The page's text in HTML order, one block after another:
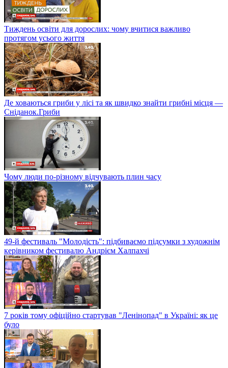
Тиждень освіти для дорослих: чому вчитися важливо
протягом усього життя
Де ховаються гриби у лісі та як швидко знайти грибні місця —
Сніданок.Гриби
Чому люди по-різному відчувають плин часу
49-й фестиваль "Молодість": підбиваємо підсумки з художнім
керівником фестивалю Андрієм Халпахчі
7 років тому офіційно стартував "Ленінопад" в Україні: як це
було